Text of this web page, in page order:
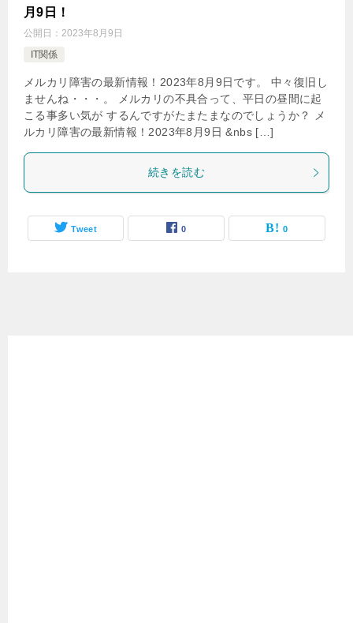
月9日！
公開日： 2023年8月9日
IT関係
メルカリ障害の最新情報！2023年8月9日です。 中々復旧し
ませんね・・・。 メルカリの不具合って、平日の昼間に起
こる事多い気が するんですがたまたまなのでしょうか？ メ
ルカリ障害の最新情報！2023年8月9日 &nbs […]
続きを読む
Tweet 0 0